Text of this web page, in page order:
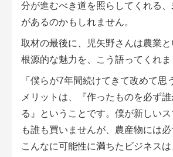
分が進むべき道を照らしてくれる
があるのかもしれません。
取材の最後に、児矢野さんは農業
根源的な魅力を、こう語ってくれま
「僕らが7年間続けてきて改めて思
メリットは、『作ったものを必ず
る』ということです。僕が新しい
も誰も買いませんが、農産物には必
こんなに可能性に満ちたビジネスは